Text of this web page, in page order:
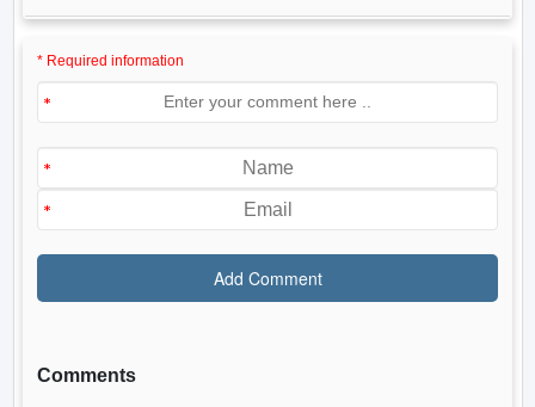
* Required information
Comments